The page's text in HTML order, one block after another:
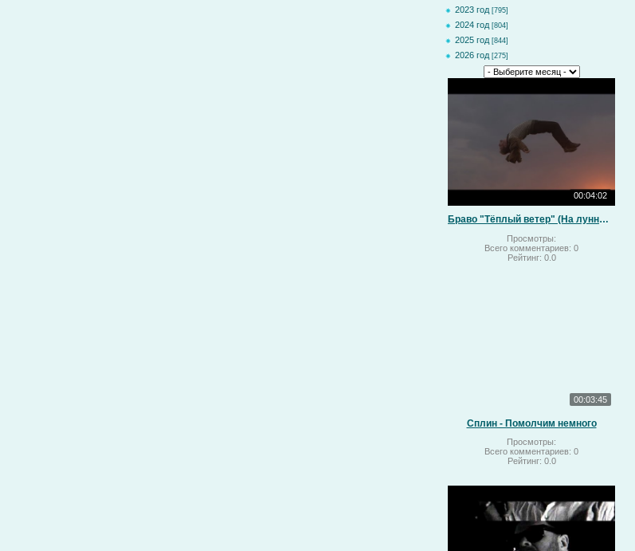
2023 год [795]
2024 год [804]
2025 год [844]
2026 год [275]
00:04:02
Браво "Тёплый ветер" (На лунный свет)
Просмотры:
Всего комментариев: 0
Рейтинг: 0.0
00:03:45
Сплин - Помолчим немного
Просмотры:
Всего комментариев: 0
Рейтинг: 0.0